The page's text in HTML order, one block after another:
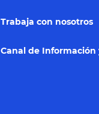
Trabaja con nosotros
Canal de Información